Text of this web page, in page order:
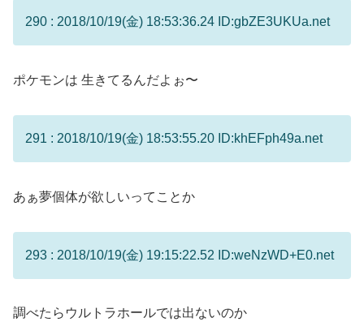
290 : 2018/10/19(金) 18:53:36.24 ID:gbZE3UKUa.net
ポケモンは 生きてるんだよぉ〜
291 : 2018/10/19(金) 18:53:55.20 ID:khEFph49a.net
あぁ夢個体が欲しいってことか
293 : 2018/10/19(金) 19:15:22.52 ID:weNzWD+E0.net
調べたらウルトラホールでは出ないのか